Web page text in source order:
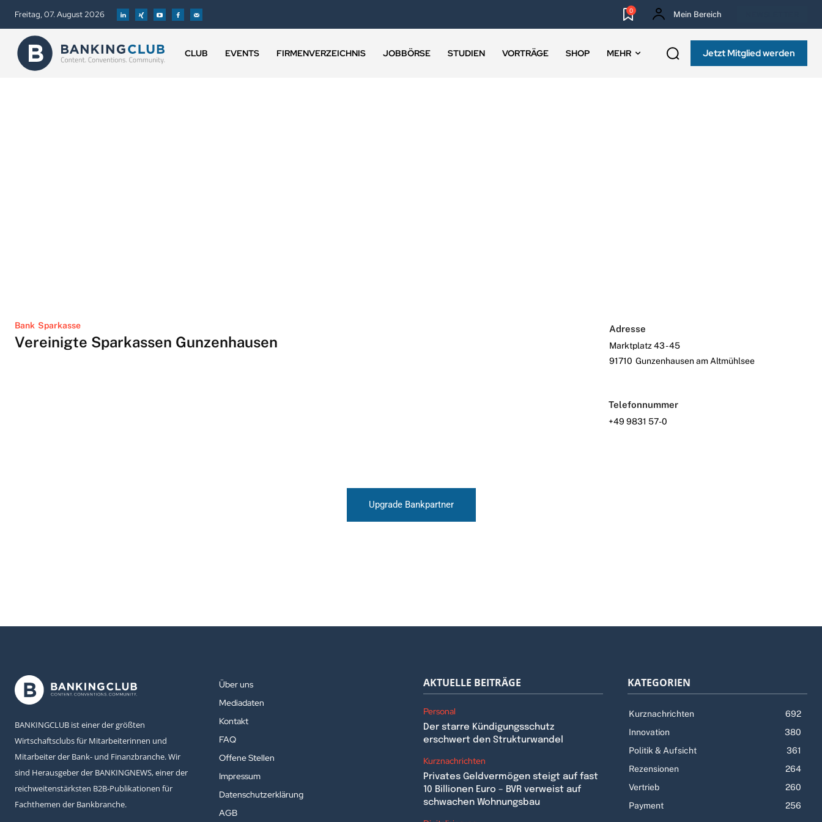
Freitag, 07. August 2026 0 Mein Bereich
CLUB EVENTS FIRMENVERZEICHNIS JOBBÖRSE STUDIEN VORTRÄGE SHOP MEHR Jetzt Mitglied werden
Bank Sparkasse
Vereinigte Sparkassen Gunzenhausen
Adresse
Marktplatz 43 - 45
91710 Gunzenhausen am Altmühlsee
Telefonnummer
+49 9831 57-0
Upgrade Bankpartner
BANKINGCLUB ist einer der größten
Wirtschaftsclubs für Mitarbeiterinnen und
Mitarbeiter der Bank- und Finanzbranche. Wir
sind Herausgeber der BANKINGNEWS, einer der
reichweitenstärksten B2B-Publikationen für
Fachthemen der Bankbranche.
Über uns
Mediadaten
Kontakt
FAQ
Offene Stellen
Impressum
Datenschutzerklärung
AGB
AKTUELLE BEITRÄGE
Personal
Der starre Kündigungsschutz
erschwert den Strukturwandel
Kurznachrichten
Privates Geldvermögen steigt auf fast
10 Billionen Euro – BVR verweist auf
schwachen Wohnungsbau
KATEGORIEN
Kurznachrichten
692
Innovation
380
Politik & Aufsicht
361
Rezensionen
264
Vertrieb
260
Payment
256